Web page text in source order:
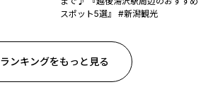
スポット5選』 #新潟観光
ランキングをもっと見る